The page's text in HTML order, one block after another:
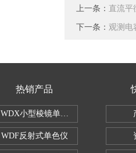
上一条： 直流平
下一条： 观测电
热销产品
WDX小型棱镜单色仪
WDF反射式单色仪